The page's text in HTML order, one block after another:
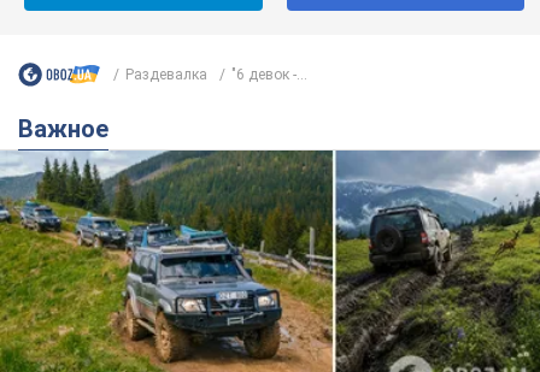
"Джипинг разрушает экосистемы, которые
формировались сотни лет": в Greenpeace
забили тревогу
В высокогорье расположены альпийские и субальпийские
луга – редкие природные комплексы, которые
формировались на протяжении сотен лет